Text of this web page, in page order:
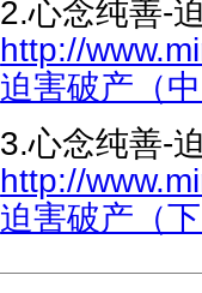
2.心念纯善-
http://
迫害破产（
3.心念纯善-
http://
迫害破产（